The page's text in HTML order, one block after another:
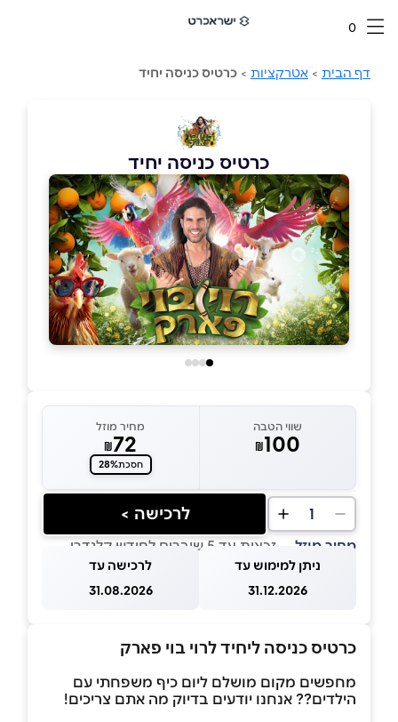
0
דף הבית > אטרקציות > כרטיס כניסה יחיד
כרטיס כניסה יחיד
שווי הטבה
₪100
מחיר מוזל
₪72
חסכת28%
1 לרכישה >
מחיר מוזל — זכאות עד 5 שוברים לחודש קלנדרי
ניתן למימוש עד
31.12.2026
לרכישה עד
31.08.2026
כרטיס כניסה ליחיד לרוי בוי פארק
מחפשים מקום מושלם ליום כיף משפחתי עם
הילדים?? אנחנו יודעים בדיוק מה אתם צריכים!